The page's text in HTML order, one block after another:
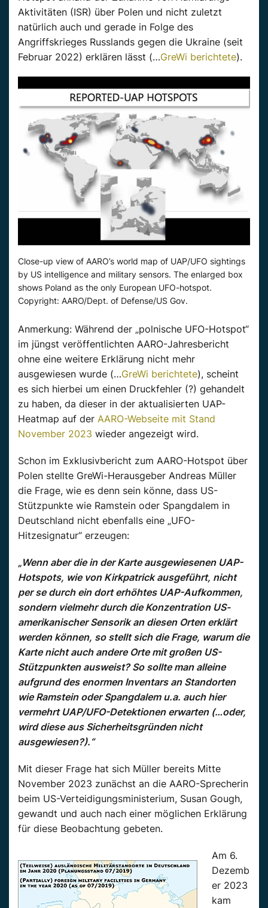
Aktivitäten (ISR) über Polen und nicht zuletzt
natürlich auch und gerade in Folge des
Angriffskrieges Russlands gegen die Ukraine (seit
Februar 2022) erklären lässt (…GreWi berichtete).
Close-up view of AARO’s world map of UAP/UFO sightings
by US intelligence and military sensors. The enlarged box
shows Poland as the only European UFO-hotspot.
Copyright: AARO/Dept. of Defense/US Gov.
Anmerkung: Während der „polnische UFO-Hotspot“
im jüngst veröffentlichten AARO-Jahresbericht
ohne eine weitere Erklärung nicht mehr
ausgewiesen wurde (…GreWi berichtete), scheint
es sich hierbei um einen Druckfehler (?) gehandelt
zu haben, da dieser in der aktualisierten UAP-
Heatmap auf der AARO-Webseite mit Stand
November 2023 wieder angezeigt wird.
Schon im Exklusivbericht zum AARO-Hotspot über
Polen stellte GreWi-Herausgeber Andreas Müller
die Frage, wie es denn sein könne, dass US-
Stützpunkte wie Ramstein oder Spangdalem in
Deutschland nicht ebenfalls eine „UFO-
Hitzesignatur“ erzeugen:
„Wenn aber die in der Karte ausgewiesenen UAP-
Hotspots, wie von Kirkpatrick ausgeführt, nicht
per se durch ein dort erhöhtes UAP-Aufkommen,
sondern vielmehr durch die Konzentration US-
amerikanischer Sensorik an diesen Orten erklärt
werden können, so stellt sich die Frage, warum die
Karte nicht auch andere Orte mit großen US-
Stützpunkten ausweist? So sollte man alleine
aufgrund des enormen Inventars an Standorten
wie Ramstein oder Spangdalem u.a. auch hier
vermehrt UAP/UFO-Detektionen erwarten (…oder,
wird diese aus Sicherheitsgründen nicht
ausgewiesen?).“
Mit dieser Frage hat sich Müller bereits Mitte
November 2023 zunächst an die AARO-Sprecherin
beim US-Verteidigungsministerium, Susan Gough,
gewandt und auch nach einer möglichen Erklärung
für diese Beobachtung gebeten.
Am 6.
Dezemb
er 2023
kam